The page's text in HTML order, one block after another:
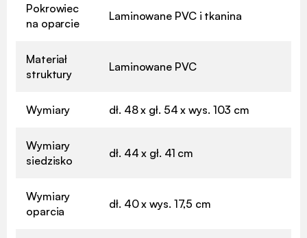
Pokrowiec
na oparcie
Laminowane PVC i tkanina
Materiał
struktury
Laminowane PVC
Wymiary dł. 48 x gł. 54 x wys. 103 cm
Wymiary
siedzisko
dł. 44 x gł. 41 cm
Wymiary
oparcia
dł. 40 x wys. 17,5 cm